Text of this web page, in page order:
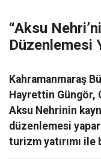
“Aksu
Düzenlemesi
Kahramanmaraş
Hayrettin Güngör,
Aksu Nehrinin
düzenlemesi
turizm yatırımı